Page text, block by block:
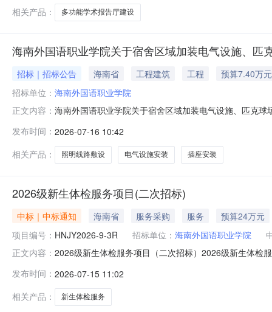
相关产品：
多功能学术报告厅建设
海南外国语职业学院关于宿舍区域加装电气设施、匹
招标｜招标公告 海南省 工程建筑 工程
预算7.40万元
招标单位： 海南外国语职业学院
正文内容： 海南外国语职业学院关于宿舍区域加装电气设施、匹克
共计283个；拟对15栋学生宿舍一楼加装一站式空调电
工验收合格之日起不少于【12
发布时间： 2026-07-16 10:42
相关产品：
照明线路敷设 电气设施安装 插座安装
2026级新生体检服务项目(二次招标)
中标｜中标通知 海南省 服务采购 服务
预算24万元
项目编号： HNJY2026-9-3R 招标单位： 海南外国语职业学院
正文内容： 2026级新生体检服务项目（二次招标）2026级新生体检
息服务类名称：2026级新生体检服务项目（二次招标）
卉、王小丽六、代理
发布时间： 2026-07-15 11:02
相关产品：
新生体检服务